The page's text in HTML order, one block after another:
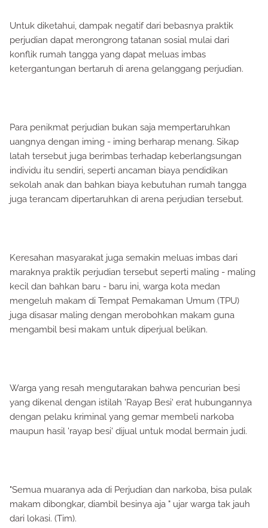
Untuk diketahui, dampak negatif dari bebasnya praktik
perjudian dapat merongrong tatanan sosial mulai dari
konflik rumah tangga yang dapat meluas imbas
ketergantungan bertaruh di arena gelanggang perjudian.
Para penikmat perjudian bukan saja mempertaruhkan
uangnya dengan iming - iming berharap menang. Sikap
latah tersebut juga berimbas terhadap keberlangsungan
individu itu sendiri, seperti ancaman biaya pendidikan
sekolah anak dan bahkan biaya kebutuhan rumah tangga
juga terancam dipertaruhkan di arena perjudian tersebut.
Keresahan masyarakat juga semakin meluas imbas dari
maraknya praktik perjudian tersebut seperti maling - maling
kecil dan bahkan baru - baru ini, warga kota medan
mengeluh makam di Tempat Pemakaman Umum (TPU)
juga disasar maling dengan merobohkan makam guna
mengambil besi makam untuk diperjual belikan.
Warga yang resah mengutarakan bahwa pencurian besi
yang dikenal dengan istilah 'Rayap Besi' erat hubungannya
dengan pelaku kriminal yang gemar membeli narkoba
maupun hasil 'rayap besi' dijual untuk modal bermain judi.
"Semua muaranya ada di Perjudian dan narkoba, bisa pulak
makam dibongkar, diambil besinya aja " ujar warga tak jauh
dari lokasi. (Tim).